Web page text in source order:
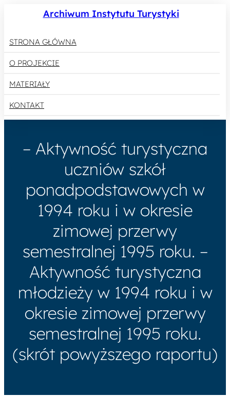
Archiwum Instytutu Turystyki
STRONA GŁÓWNA
O PROJEKCIE
MATERIAŁY
KONTAKT
– Aktywność turystyczna
uczniów szkół
ponadpodstawowych w
1994 roku i w okresie
zimowej przerwy
semestralnej 1995 roku. –
Aktywność turystyczna
młodzieży w 1994 roku i w
okresie zimowej przerwy
semestralnej 1995 roku.
(skrót powyższego raportu)